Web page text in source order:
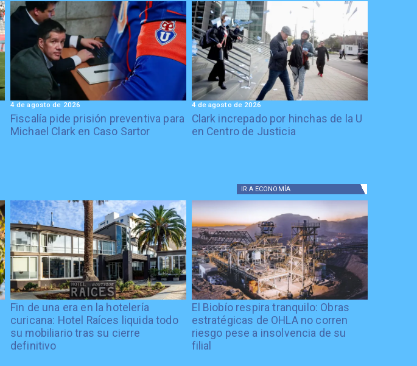
Fiscalía pide prisión preventiva para
Michael Clark en Caso Sartor
4 de agosto de 2026
Clark increpado por hinchas de la U
en Centro de Justicia
4 de agosto de 2026
IR A ECONOMÍA
Fin de una era en la hotelería
curicana: Hotel Raíces liquida todo
su mobiliario tras su cierre
definitivo
El Biobío respira tranquilo: Obras
estratégicas de OHLA no corren
riesgo pese a insolvencia de su
filial